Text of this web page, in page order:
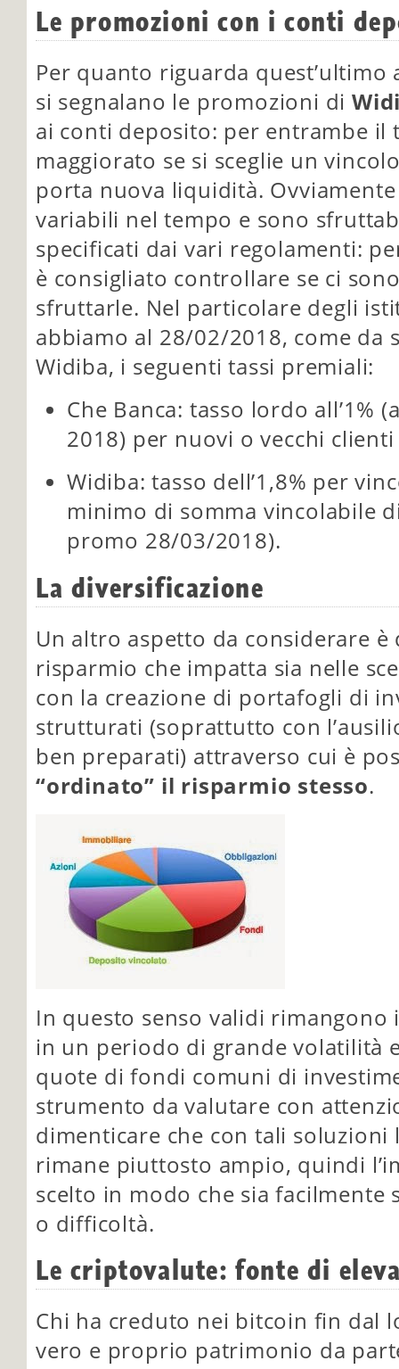
Le promozioni con i conti
Per quanto riguarda
si segnalano le promozioni di
ai conti deposito: per entrambe il
maggiorato se si sceglie un
porta nuova liquidità.
variabili nel tempo e sono
specificati dai vari regolamenti:
è consigliato controllare se ci
sfruttarle. Nel particolare degli
abbiamo al 28/02/2018, come da
Widiba, i seguenti tassi premiali:
Che Banca: tasso lordo all’1%
2018) per nuovi o vecchi
Widiba: tasso dell’1,8% per
minimo di somma vincolabile
promo 28/03/2018).
La diversificazione
Un altro aspetto da considerare
risparmio che impatta sia nelle
con la creazione di portafogli di
strutturati (soprattutto con
ben preparati) attraverso cui è
“ordinato” il risparmio stesso.
In questo senso validi
in un periodo di grande volatilità
quote di fondi comuni di
strumento da valutare con
dimenticare che con tali soluzioni
rimane piuttosto ampio, quindi
scelto in modo che sia facilmente
o difficoltà.
Le criptovalute: fonte di
Chi ha creduto nei bitcoin fin dal
vero e proprio patrimonio da